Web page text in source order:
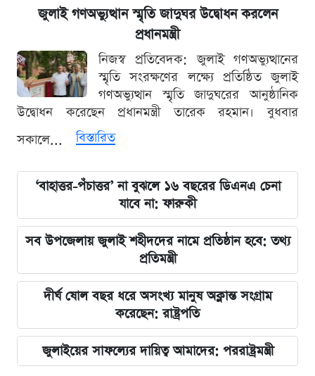
জুলাই গণঅভ্যুত্থান স্মৃতি জাদুঘর উদ্বোধন করলেন
প্রধানমন্ত্রী
নিজস্ব প্রতিবেদক: জুলাই গণঅভ্যুত্থানের
স্মৃতি সংরক্ষণের লক্ষ্যে প্রতিষ্ঠিত জুলাই
গণঅভ্যুত্থান স্মৃতি জাদুঘরের আনুষ্ঠানিক
উদ্বোধন করেছেন প্রধানমন্ত্রী তারেক রহমান। বুধবার
সকালে...
বিস্তারিত
‘বাহাত্তর-পঁচাত্তর’ না বুঝলে ১৬ বছরের ডিএনএ চেনা
যাবে না: ফারুকী
সব উপজেলায় জুলাই শহীদদের নামে প্রতিষ্ঠান হবে: তথ্য
প্রতিমন্ত্রী
দীর্ঘ ষোল বছর ধরে অসংখ্য মানুষ অক্লান্ত সংগ্রাম
করেছেন: রাষ্ট্রপতি
জুলাইয়ের সাফল্যের দায়িত্ব আমাদের: পররাষ্ট্রমন্ত্রী